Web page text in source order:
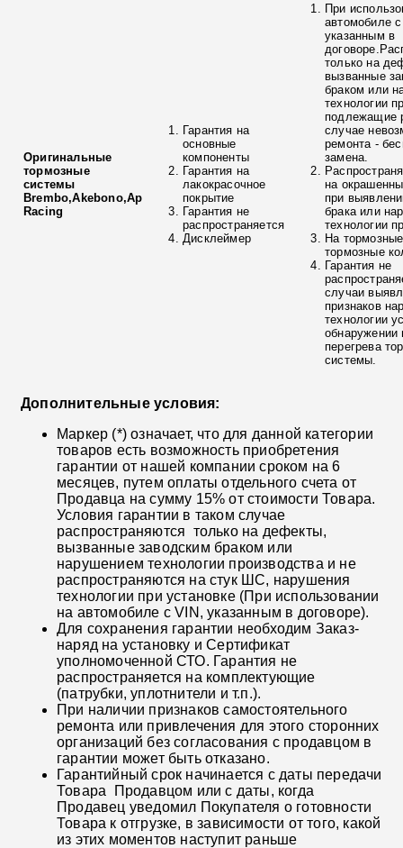
Оригинальные
тормозные
системы
Brembo,Akebono,Ap
Racing
Гарантия на
основные
компоненты
Гарантия на
лакокрасочное
покрытие
Гарантия не
распространяется
Дисклеймер
При
автомобиле
указанным в
только на
вызванные
браком или
технологии
подлежащие
случае
ремонта -
замена.
на
при
брака или
технологии
На
тормозные
Гарантия не
случаи
признаков
технологии
обнаружении
перегрева
системы.
Дополнительные условия:
Маркер (*) означает, что для данной категории
товаров есть возможность приобретения
гарантии от нашей компании сроком на 6
месяцев, путем оплаты отдельного счета от
Продавца на сумму 15% от стоимости Товара.
Условия гарантии в таком случае
распространяются только на дефекты,
вызванные заводским браком или
нарушением технологии производства и не
распространяются на стук ШС, нарушения
технологии при установке (При использовании
на автомобиле с VIN, указанным в договоре).
Для сохранения гарантии необходим Заказ-
наряд на установку и Сертификат
уполномоченной СТО. Гарантия не
распространяется на комплектующие
(патрубки, уплотнители и т.п.).
При наличии признаков самостоятельного
ремонта или привлечения для этого сторонних
организаций без согласования с продавцом в
гарантии может быть отказано.
Гарантийный срок начинается с даты передачи
Товара Продавцом или с даты, когда
Продавец уведомил Покупателя о готовности
Товара к отгрузке, в зависимости от того, какой
из этих моментов наступит раньше